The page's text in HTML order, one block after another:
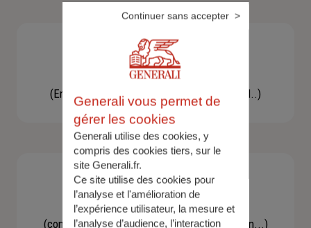
Besoin d'une assistance
(En cas d'accident, bris de glace, un conseil..)
Demande d'information
(concernant une actualité, une réglementation...)
Generali vous permet de
gérer les cookies
Generali utilise des cookies, y
compris des cookies tiers, sur le
site Generali.fr.
Ce site utilise des cookies pour
l’analyse et l'amélioration de
l’expérience utilisateur, la mesure et
l’analyse d’audience, l’interaction
Continuer sans accepter